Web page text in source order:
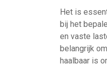
Het is
bij het
en vaste
belangrijk
haalbaar is